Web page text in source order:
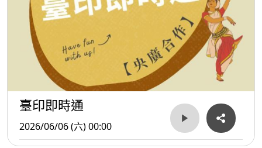
臺印即時通
2026/06/06 (六) 00:00